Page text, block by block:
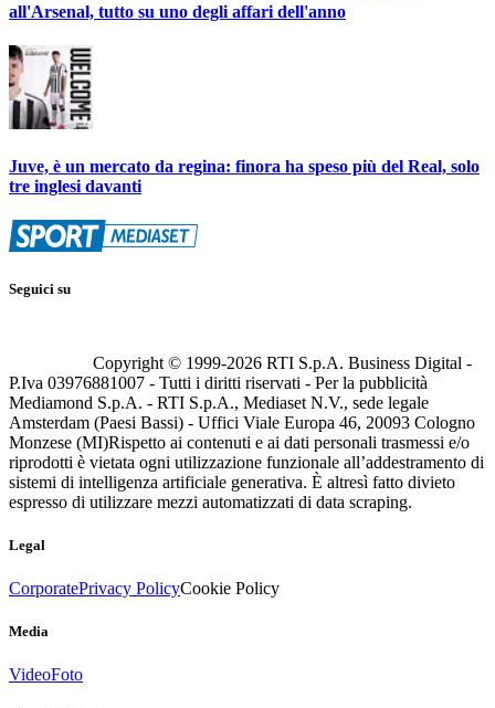
all'Arsenal, tutto su uno degli affari dell'anno
Juve, è un mercato da regina: finora ha speso più del Real, solo
tre inglesi davanti
Seguici su
Copyright © 1999-2026 RTI S.p.A. Business Digital -
P.Iva 03976881007 - Tutti i diritti riservati - Per la pubblicità
Mediamond S.p.A. - RTI S.p.A., Mediaset N.V., sede legale
Amsterdam (Paesi Bassi) - Uffici Viale Europa 46, 20093 Cologno
Monzese (MI)Rispetto ai contenuti e ai dati personali trasmessi e/o
riprodotti è vietata ogni utilizzazione funzionale all’addestramento di
sistemi di intelligenza artificiale generativa. È altresì fatto divieto
espresso di utilizzare mezzi automatizzati di data scraping.
Legal
CorporatePrivacy PolicyCookie Policy
Media
VideoFoto